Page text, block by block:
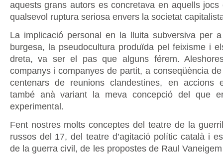
aquests grans autors es concretava en aquells
qualsevol ruptura seriosa envers la societat
La implicació personal en la lluita subversiva per
burgesa, la pseudocultura produïda pel feixisme i
dreta, va ser el pas que alguns férem.
companys i companyes de partit, a conseqüència
centenars de reunions clandestines, en accions
també anà variant la meva concepció del que
experimental.
Fent nostres molts conceptes del teatre de la
russos del 17, del teatre d’agitació polític català i
de la guerra civil, de les propostes de Raul